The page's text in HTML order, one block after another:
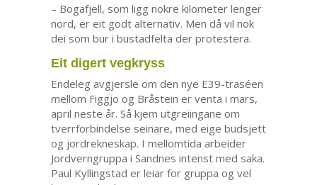
– Bogafjell, som ligg nokre kilometer lenger
nord, er eit godt alternativ. Men då vil nok
dei som bur i bustadfelta der protestera.
Eit digert vegkryss
Endeleg avgjersle om den nye E39-traséen
mellom Figgjo og Bråstein er venta i mars,
april neste år. Så kjem utgreiingane om
tverrforbindelse seinare, med eige budsjett
og jordrekneskap. I mellomtida arbeider
Jordverngruppa i Sandnes intenst med saka.
Paul Kyllingstad er leiar for gruppa og vel